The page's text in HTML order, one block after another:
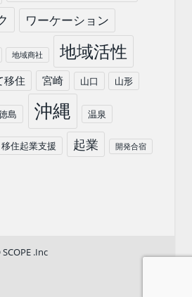
ワーケーション
地域商社 地域活性
移住 宮崎 山口 山形
島 沖縄 温泉
移住起業支援 起業 開発合宿
.Inc